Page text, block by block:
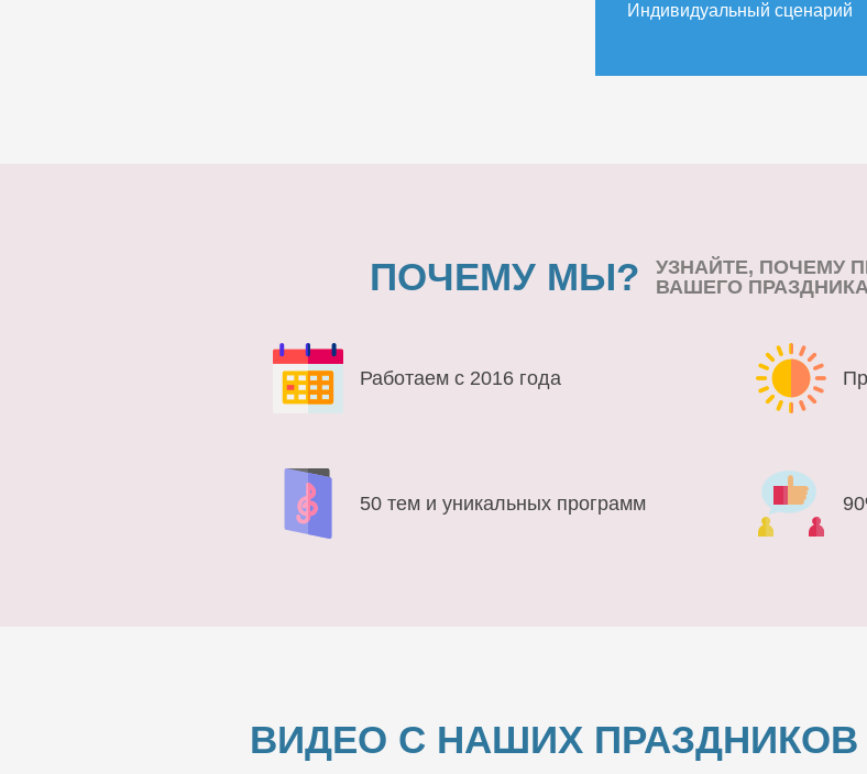
Индивидуальный сценарий
ПОЧЕМУ МЫ?
УЗНАЙТЕ, ПОЧЕМУ
ВАШЕГО
Работаем с 2016 года
50 тем и уникальных программ
ВИДЕО С НАШИХ ПРАЗДНИКОВ